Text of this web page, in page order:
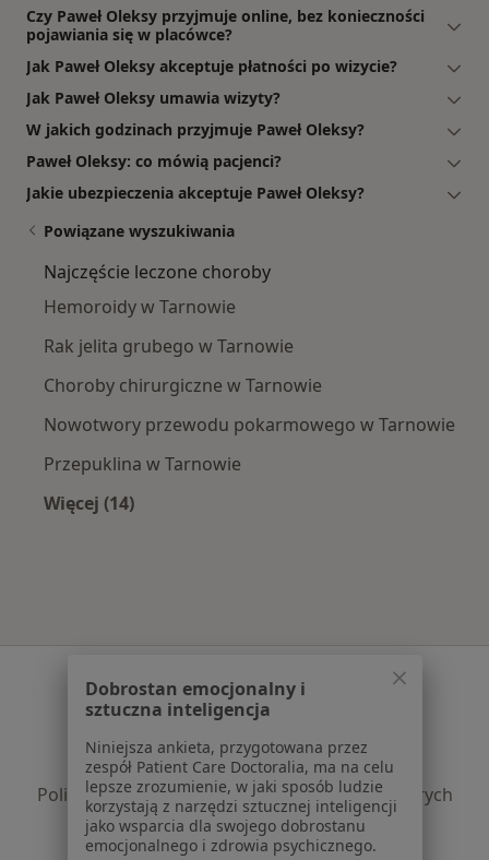
Czy Paweł Oleksy przyjmuje online, bez konieczności
pojawiania się w placówce?
Jak Paweł Oleksy akceptuje płatności po wizycie?
Jak Paweł Oleksy umawia wizyty?
W jakich godzinach przyjmuje Paweł Oleksy?
Paweł Oleksy: co mówią pacjenci?
Jakie ubezpieczenia akceptuje Paweł Oleksy?
Powiązane wyszukiwania
Najczęście leczone choroby
Hemoroidy w Tarnowie
Rak jelita grubego w Tarnowie
Choroby chirurgiczne w Tarnowie
Nowotwory przewodu pokarmowego w Tarnowie
Przepuklina w Tarnowie
Więcej (14)
Regulamin
Polityka prywatności pacjentów
Polityka prywatności profesjonalistów
Polityka prywatności dla profesjonalistów, których
dane pozyskaliśmy samodzielnie
Polityka cookies
Dobrostan emocjonalny i
sztuczna inteligencja
Niniejsza ankieta, przygotowana przez
zespół Patient Care Doctoralia, ma na celu
lepsze zrozumienie, w jaki sposób ludzie
korzystają z narzędzi sztucznej inteligencji
jako wsparcia dla swojego dobrostanu
emocjonalnego i zdrowia psychicznego.